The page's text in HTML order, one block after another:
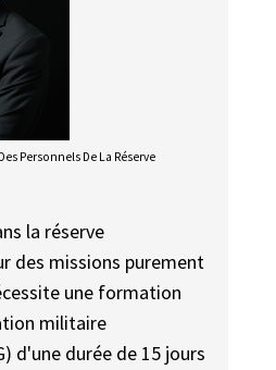
Personnels De La Réserve
la réserve
des missions purement
une formation
militaire
d'une durée de 15 jours